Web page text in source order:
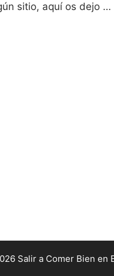
sitio, aquí os dejo …
Salir a Comer Bien en